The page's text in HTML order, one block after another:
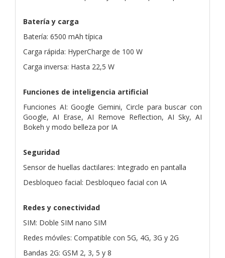
Batería y carga
Batería: 6500 mAh típica
Carga rápida: HyperCharge de 100 W
Carga inversa: Hasta 22,5 W
Funciones de inteligencia artificial
Funciones AI: Google Gemini, Circle para buscar con
Google, AI Erase, AI Remove Reflection, AI Sky, AI
Bokeh y modo belleza por IA
Seguridad
Sensor de huellas dactilares: Integrado en pantalla
Desbloqueo facial: Desbloqueo facial con IA
Redes y conectividad
SIM: Doble SIM nano SIM
Redes móviles: Compatible con 5G, 4G, 3G y 2G
Bandas 2G: GSM 2, 3, 5 y 8